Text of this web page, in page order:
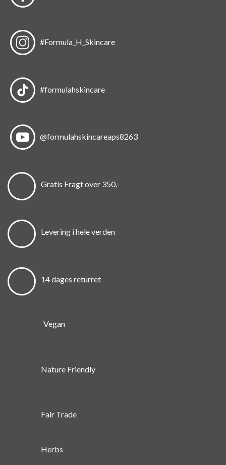
#Formula_H_Skincare
#formulahskincare
@formulahskincareaps8263
Gratis Fragt over 350,-
Levering i hele verden
14 dages returret
Vegan
Nature Friendly
Fair Trade
Herbs